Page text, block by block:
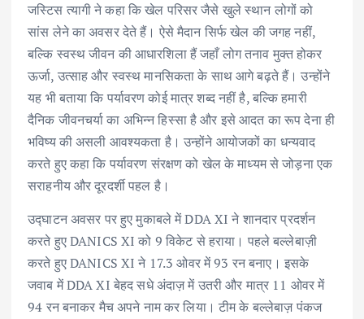
जस्टिस त्यागी ने कहा कि खेल परिसर जैसे खुले स्थान लोगों को
सांस लेने का अवसर देते हैं। ऐसे मैदान सिर्फ खेल की जगह नहीं,
बल्कि स्वस्थ जीवन की आधारशिला हैं जहाँ लोग तनाव मुक्त होकर
ऊर्जा, उत्साह और स्वस्थ मानसिकता के साथ आगे बढ़ते हैं। उन्होंने
यह भी बताया कि पर्यावरण कोई मात्र शब्द नहीं है, बल्कि हमारी
दैनिक जीवनचर्या का अभिन्न हिस्सा है और इसे आदत का रूप देना ही
भविष्य की असली आवश्यकता है। उन्होंने आयोजकों का धन्यवाद
करते हुए कहा कि पर्यावरण संरक्षण को खेल के माध्यम से जोड़ना एक
सराहनीय और दूरदर्शी पहल है।
उद्घाटन अवसर पर हुए मुकाबले में DDA XI ने शानदार प्रदर्शन
करते हुए DANICS XI को 9 विकेट से हराया। पहले बल्लेबाज़ी
करते हुए DANICS XI ने 17.3 ओवर में 93 रन बनाए। इसके
जवाब में DDA XI बेहद सधे अंदाज़ में उतरी और मात्र 11 ओवर में
94 रन बनाकर मैच अपने नाम कर लिया। टीम के बल्लेबाज़ पंकज